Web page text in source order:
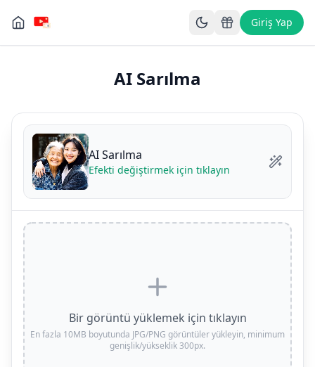
Giriş Yap
AI Sarılma
AI Sarılma
Efekti değiştirmek için tıklayın
Bir görüntü yüklemek için tıklayın
En fazla 10MB boyutunda JPG/PNG görüntüler yükleyin, minimum
genişlik/yükseklik 300px.